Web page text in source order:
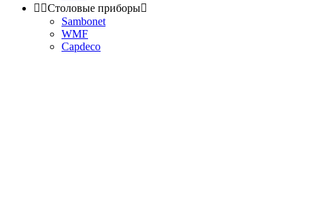
 Столовые приборы
Sambonet
WMF
Capdeco